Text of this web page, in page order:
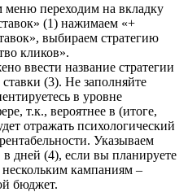
переходим на вкладку
(1) нажимаем «+
выбираем стратегию
кликов».
ввести название стратегии
(3). Не заполняйте
в уровне
т.к., вероятнее в (итоге,
отражать психологический
Указываем
дней (4), если вы планируете
кампаниям –
бюджет.